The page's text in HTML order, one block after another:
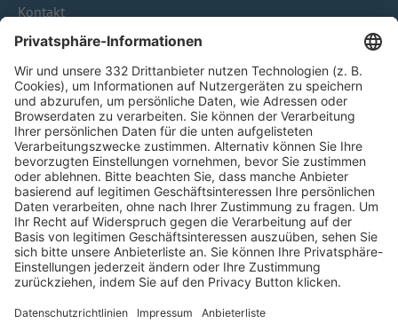
Kontakt
HÄUFIG BESUCHTE SEITEN
Pässe und Vereinswechsel
Trainerausbildung
Schulungsangebot Vereinsmitarbeiter
BFV-Geschäftsstellen
Trainerbörse
Login SpielPlus
FOLGE DEM BFV